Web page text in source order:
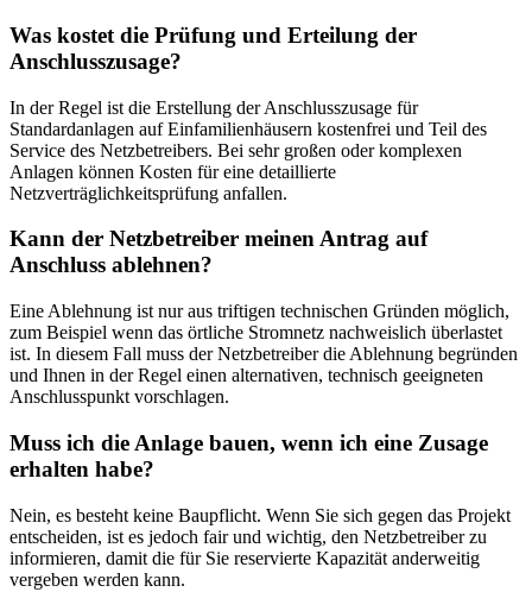
Was kostet die Prüfung und Erteilung der
Anschlusszusage?
In der Regel ist die Erstellung der Anschlusszusage für
Standardanlagen auf Einfamilienhäusern kostenfrei und Teil des
Service des Netzbetreibers. Bei sehr großen oder komplexen
Anlagen können Kosten für eine detaillierte
Netzverträglichkeitsprüfung anfallen.
Kann der Netzbetreiber meinen Antrag auf
Anschluss ablehnen?
Eine Ablehnung ist nur aus triftigen technischen Gründen möglich,
zum Beispiel wenn das örtliche Stromnetz nachweislich überlastet
ist. In diesem Fall muss der Netzbetreiber die Ablehnung begründen
und Ihnen in der Regel einen alternativen, technisch geeigneten
Anschlusspunkt vorschlagen.
Muss ich die Anlage bauen, wenn ich eine Zusage
erhalten habe?
Nein, es besteht keine Baupflicht. Wenn Sie sich gegen das Projekt
entscheiden, ist es jedoch fair und wichtig, den Netzbetreiber zu
informieren, damit die für Sie reservierte Kapazität anderweitig
vergeben werden kann.